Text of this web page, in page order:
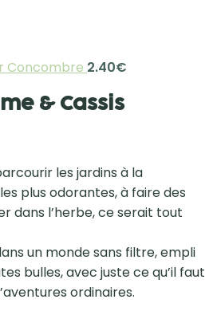
Concombre 2.40€
& Cassis
les jardins à la
plus odorantes, à faire des
dans l’herbe, ce serait tout
un monde sans filtre, empli
bulles, avec juste ce qu’il faut
ordinaires.